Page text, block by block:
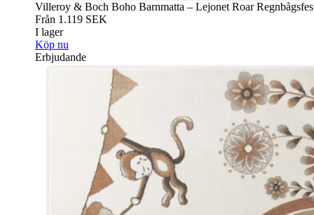
Villeroy & Boch Boho Barnmatta – Lejonet Roar
Från 1.119 SEK
I lager
Köp nu
Erbjudande